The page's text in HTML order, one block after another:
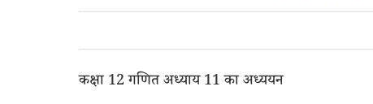
कक्षा 12 गणित अध्याय 11 का अध्ययन